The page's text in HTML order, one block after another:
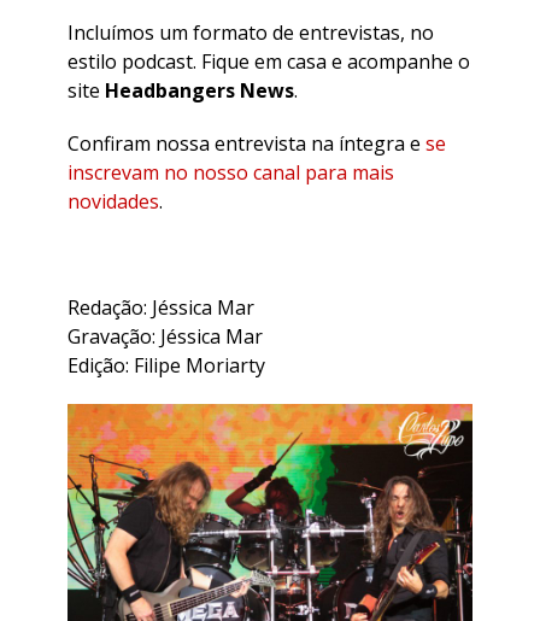
Incluímos um formato de entrevistas, no
estilo podcast. Fique em casa e acompanhe o
site Headbangers News.
Confiram nossa entrevista na íntegra e se
inscrevam no nosso canal para mais
novidades.
Redação: Jéssica Mar
Gravação: Jéssica Mar
Edição: Filipe Moriarty